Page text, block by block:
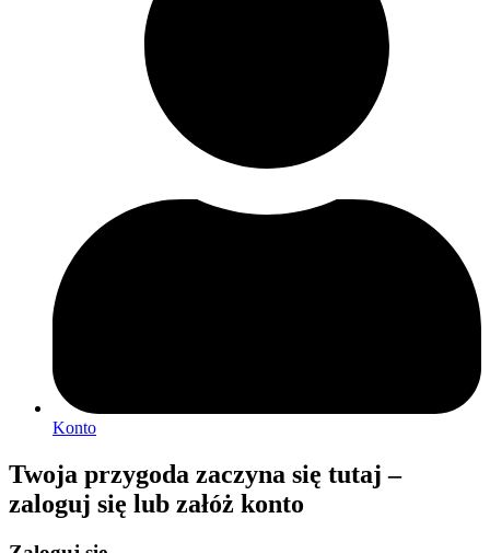
Konto
Twoja przygoda zaczyna się tutaj –
zaloguj się lub załóż konto